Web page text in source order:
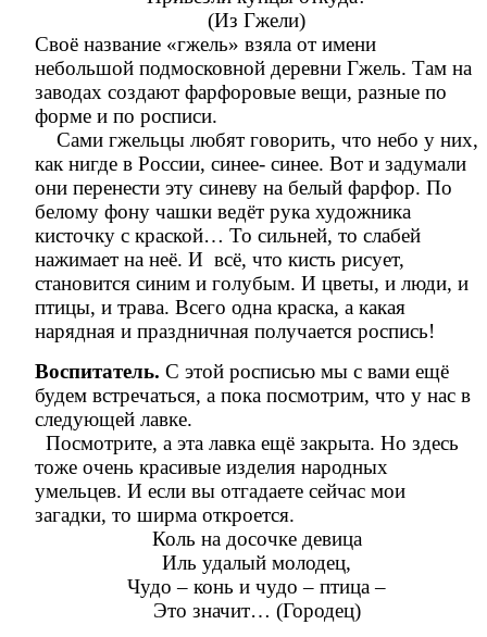
(Из Гжели)
Своё название «гжель» взяла от имени
небольшой подмосковной деревни Гжель. Там на
заводах создают фарфоровые вещи, разные по
форме и по росписи.
Сами гжельцы любят говорить, что небо у них,
как нигде в России, синее- синее. Вот и задумали
они перенести эту синеву на белый фарфор. По
белому фону чашки ведёт рука художника
кисточку с краской… То сильней, то слабей
нажимает на неё. И всё, что кисть рисует,
становится синим и голубым. И цветы, и люди, и
птицы, и трава. Всего одна краска, а какая
нарядная и праздничная получается роспись!
Воспитатель. С этой росписью мы с вами ещё
будем встречаться, а пока посмотрим, что у нас в
следующей лавке.
Посмотрите, а эта лавка ещё закрыта. Но здесь
тоже очень красивые изделия народных
умельцев. И если вы отгадаете сейчас мои
загадки, то ширма откроется.
Коль на досочке девица
Иль удалый молодец,
Чудо – конь и чудо – птица –
Это значит… (Городец)